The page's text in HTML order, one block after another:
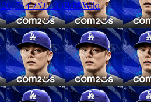
ライバルズ)攻略Wiki